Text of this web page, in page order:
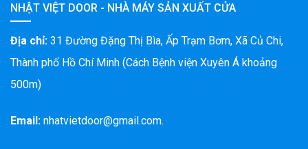
NHẬT VIỆT DOOR - NHÀ MÁY SẢN XUẤT CỬA
Địa chỉ: 31 Đường Đặng Thị Bìa, Ấp Trạm Bơm, Xã Củ Chi,
Thành phố Hồ Chí Minh (Cách Bệnh viện Xuyên Á khoảng
500m)
Email: nhatvietdoor@gmail.com.